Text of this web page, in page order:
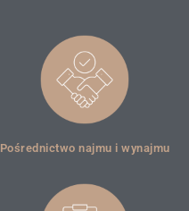
Pośrednictwo najmu i wynajmu